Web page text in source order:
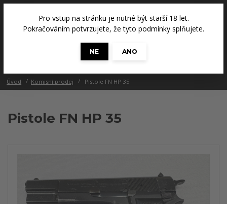
Pro vstup na stránku je nutné být starší 18 let.
Pokračováním potvrzujete, že tyto podmínky splňujete.
NE
ANO
0 Kč
Úvod Komisní prodej Pistole FN HP 35
Pistole FN HP 35